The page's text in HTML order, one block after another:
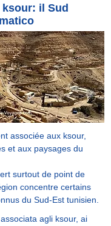
il Sud
associée aux ksour,
et aux paysages du
surtout de point de
concentre certains
du Sud-Est tunisien.
agli ksour, ai